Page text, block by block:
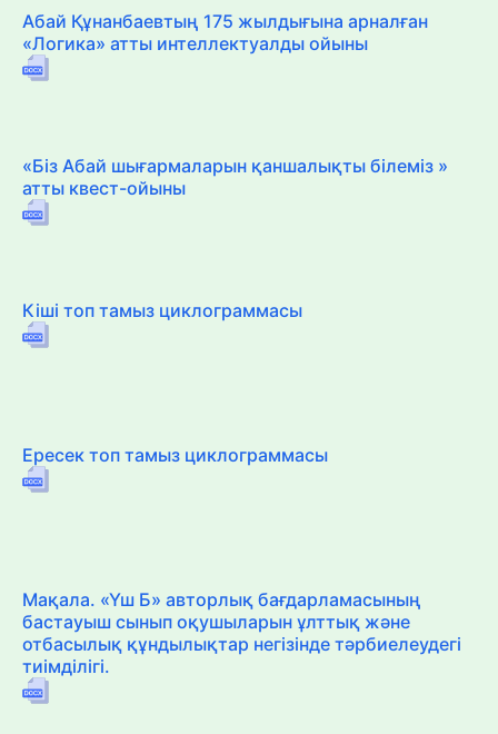
Абай Құнанбаевтың 175 жылдығына арналған
«Логика» атты интеллектуалды ойыны
«Біз Абай шығармаларын қаншалықты білеміз »
атты квест-ойыны
Кіші топ тамыз циклограммасы
Ересек топ тамыз циклограммасы
Мақала. «Үш Б» авторлық бағдарламасының
бастауыш сынып оқушыларын ұлттық және
отбасылық құндылықтар негізінде тәрбиелеудегі
тиімділігі.